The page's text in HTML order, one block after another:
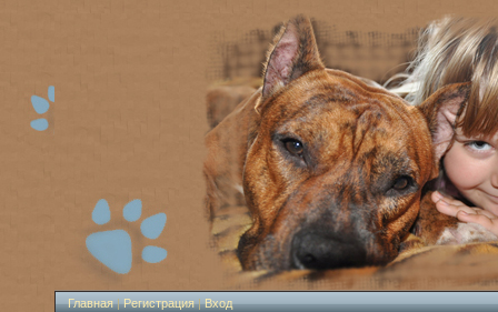
Главная|Регистрация|Вход